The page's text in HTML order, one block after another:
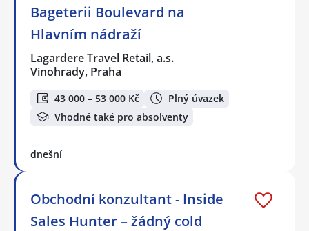
Bageterii Boulevard na
Hlavním nádraží
Lagardere Travel Retail, a.s.
Vinohrady, Praha
43 000 – 53 000 Kč
Plný úvazek
Vhodné také pro absolventy
dnešní
Obchodní konzultant - Inside
Sales Hunter – žádný cold